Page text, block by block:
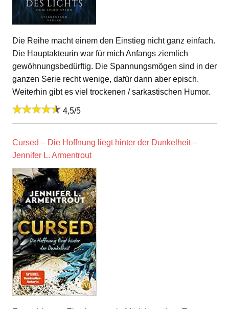
Die Reihe macht einem den Einstieg nicht ganz einfach.
Die Hauptakteurin war für mich Anfangs ziemlich
gewöhnungsbedürftig. Die Spannungsmögen sind in der
ganzen Serie recht wenige, dafür dann aber episch.
Weiterhin gibt es viel trockenen / sarkastischen Humor.
4,5/5
Cursed – Die Hoffnung liegt hinter der Dunkelheit –
Jennifer L. Armentrout